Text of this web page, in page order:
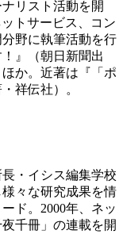
リスト活動を開
トサービス、コン
野に執筆活動を行
』（朝日新聞出
か。近著は『「ポ
祥伝社）。
・イシス編集学校
々な研究成果を情
ド。2000年、ネッ
千冊」の連載を開